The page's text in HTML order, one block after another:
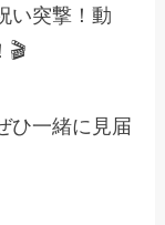
い突撃！動
🎬
ひ一緒に見届